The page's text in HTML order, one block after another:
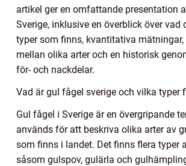
artikel ger en omfattande presentation
Sverige, inklusive en överblick över vad
typer som finns, kvantitativa
mellan olika arter och en historisk
för- och nackdelar.
Vad är gul fågel sverige och vilka typer
Gul fågel i Sverige är en övergripande
används för att beskriva olika arter av
som finns i landet. Det finns flera typer
såsom gulspov, gulärla och